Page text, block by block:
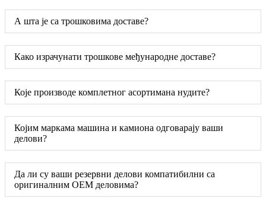
А шта је са трошковима доставе?
Како израчунати трошкове међународне доставе?
Које производе комплетног асортимана нудите?
Којим маркама машина и камиона одговарају ваши
делови?
Да ли су ваши резервни делови компатибилни са
оригиналним OEM деловима?